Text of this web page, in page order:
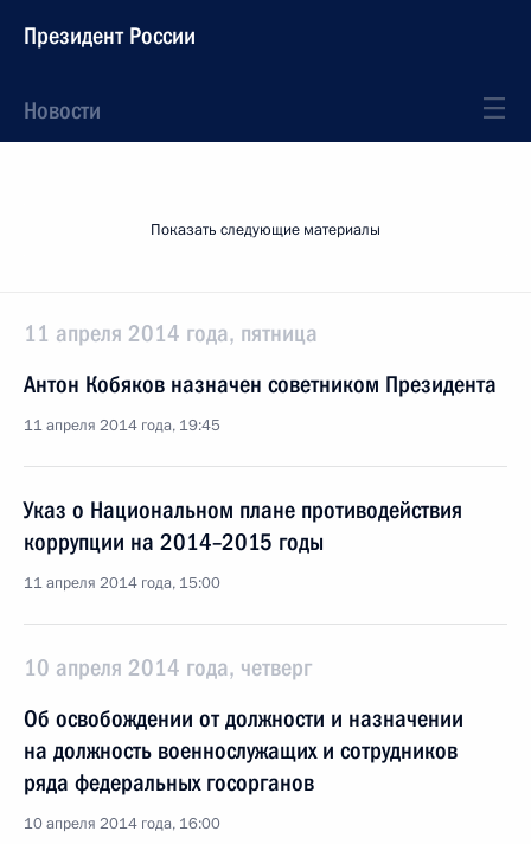
Президент России
Новости
Показать следующие материалы
11 апреля 2014 года, пятница
Антон Кобяков назначен советником Президента
11 апреля 2014 года, 19:45
Указ о Национальном плане противодействия
коррупции на 2014–2015 годы
11 апреля 2014 года, 15:00
10 апреля 2014 года, четверг
Об освобождении от должности и назначении
на должность военнослужащих и сотрудников
ряда федеральных госорганов
10 апреля 2014 года, 16:00